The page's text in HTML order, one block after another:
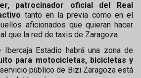
patrocinador oficial del Real
tanto en la previa como en el
aficionados que quieran hacer
que la red de taxis de Zaragoza.
Estadio habrá una zona de
para motocicletas, bicicletas y
público de Bizi Zaragoza está